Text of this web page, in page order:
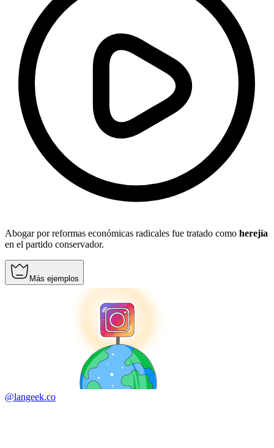
Abogar por reformas económicas radicales fue tratado como herejía
en el partido conservador.
Más ejemplos
@langeek.co